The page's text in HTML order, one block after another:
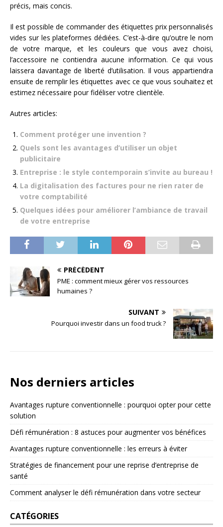
précis, mais concis.
Il est possible de commander des étiquettes prix personnalisés
vides sur les plateformes dédiées. C’est-à-dire qu’outre le nom
de votre marque, et les couleurs que vous avez choisi,
l’accessoire ne contiendra aucune information. Ce qui vous
laissera davantage de liberté d’utilisation. Il vous appartiendra
ensuite de remplir les étiquettes avec ce que vous souhaitez et
estimez nécessaire pour fidéliser votre clientèle.
Autres articles:
Comment protéger une invention ?
Quels sont les avantages d’utiliser un objet
publicitaire
Entreprise : le style contemporain s’invite au bureau !
La digitalisation des factures pour ne rien rater de
votre comptabilité
Quelques idées pour améliorer l’ambiance de travail
de votre entreprise
PRÉCÉDENT
PME : comment mieux gérer vos ressources
humaines ?
SUIVANT
Pourquoi investir dans un food truck ?
Nos derniers articles
Avantages rupture conventionnelle : pourquoi opter pour cette
solution
Défi rémunération : 8 astuces pour augmenter vos bénéfices
Avantages rupture conventionnelle : les erreurs à éviter
Stratégies de financement pour une reprise d’entreprise de
santé
Comment analyser le défi rémunération dans votre secteur
CATÉGORIES